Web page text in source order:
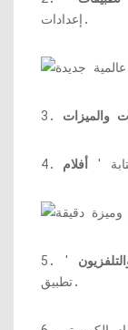
إعدادات.
والميزات
' أفلام
'
تطبيق.